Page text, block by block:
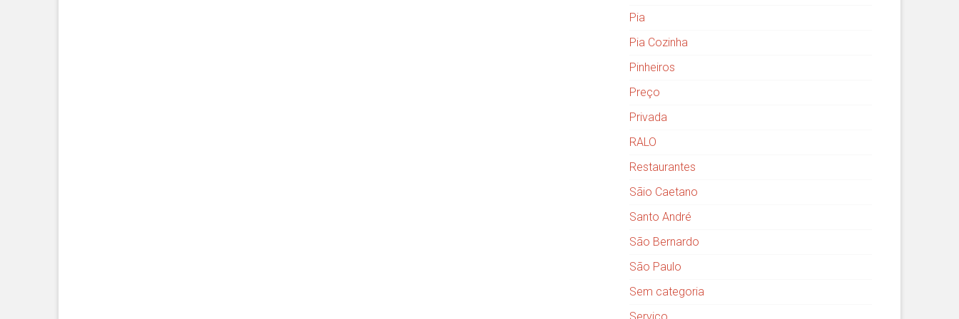
Pia
Pia Cozinha
Pinheiros
Preço
Privada
RALO
Restaurantes
Sãio Caetano
Santo André
São Bernardo
São Paulo
Sem categoria